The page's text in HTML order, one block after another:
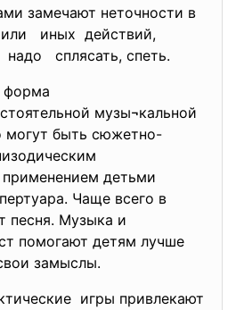
замечают неточности в
иных действий,
сплясать, спеть.
форма
музы¬кальной
могут быть сюжетно-
детьми
Чаще всего в
песня. Музыка и
помогают детям лучше
замыслы.
игры привлекают